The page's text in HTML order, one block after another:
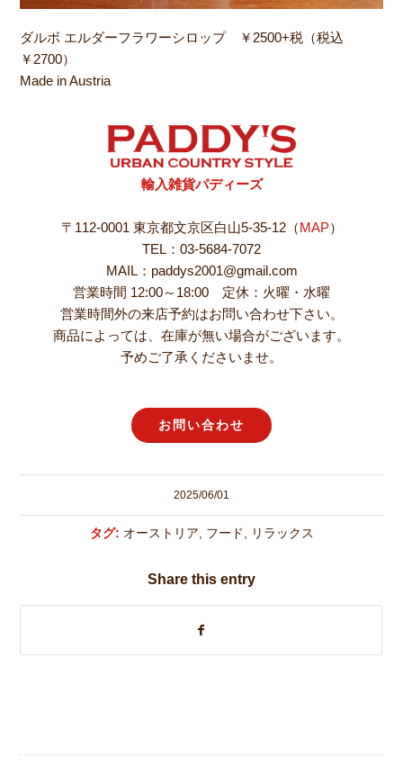
ダルボ エルダーフラワーシロップ ￥2500+税（税込
￥2700）
Made in Austria
輸入雑貨パディーズ
〒112-0001 東京都文京区白山5-35-12（MAP）
TEL：03-5684-7072
MAIL：paddys2001@gmail.com
営業時間 12:00～18:00 定休：火曜・水曜
営業時間外の来店予約はお問い合わせ下さい。
商品によっては、在庫が無い場合がございます。
予めご了承くださいませ。
お問い合わせ
2025/06/01
タグ: オーストリア フード リラックス
Share this entry